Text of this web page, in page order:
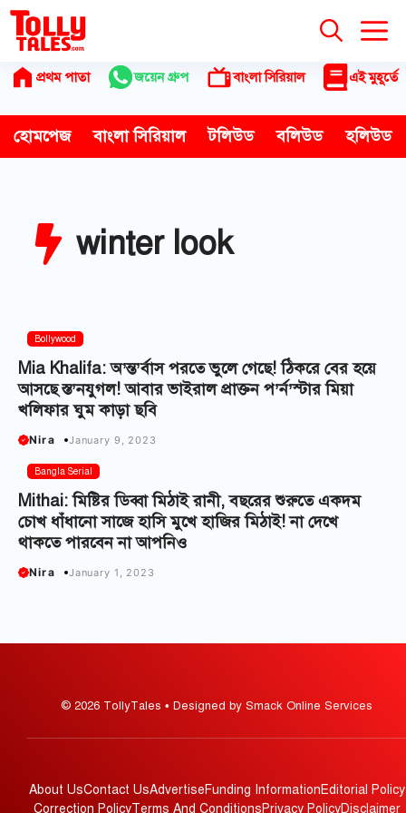
Skip
content
প্রথম পাতা জয়েন গ্রুপ বাংলা সিরিয়াল এই মুহূর্তে
হোমপেজ বাংলা সিরিয়াল টলিউড বলিউড হলিউড
winter look
Bollywood
Mia Khalifa: অ’ন্ত’র্বাস পরতে ভুলে গেছে! ঠিকরে বের হয়ে
আসছে স্ত’নযুগল! আবার ভাইরাল প্রাক্তন প’র্ন’স্টার মিয়া
খলিফার ঘুম কাড়া ছবি
Nira January 9, 2023
Bangla Serial
Mithai: মিষ্টির ডিব্বা মিঠাই রানী, বছরের শুরুতে একদম
চোখ ধাঁধানো সাজে হাসি মুখে হাজির মিঠাই! না দেখে
থাকতে পারবেন না আপনিও
Nira January 1, 2023
© 2026 TollyTales • Designed by Smack Online Services
About UsContact UsAdvertiseFunding InformationEditorial Policy
Correction PolicyTerms And ConditionsPrivacy PolicyDisclaimer